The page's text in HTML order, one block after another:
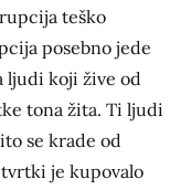
teško
posebno jede
ljudi koji žive od
tona žita. Ti ljudi
se krade od
tvrtki je kupovalo